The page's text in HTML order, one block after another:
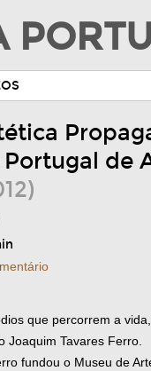
Portugal de
que percorrem a
Joaquim Tavares Ferro.
fundou o Museu de